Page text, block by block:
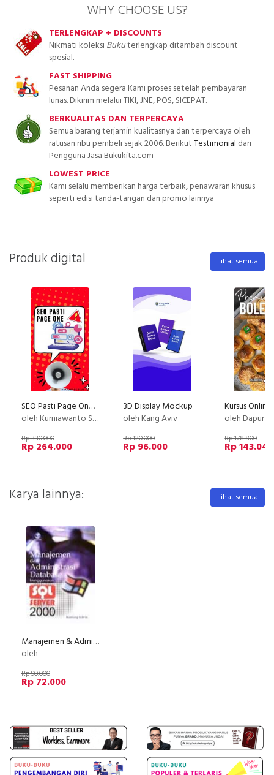
WHY CHOOSE US?
TERLENGKAP + DISCOUNTS
Nikmati koleksiBukuterlengkap ditambah discount
spesial.
FAST SHIPPING
Pesanan Anda segera Kami proses setelah pembayaran
lunas. Dikirim melalui TIKI, JNE, POS, SICEPAT.
BERKUALITAS DAN TERPERCAYA
Semua barang terjamin kualitasnya dan terpercaya oleh
ratusan ribu pembeli sejak 2006. BerikutTestimonial dari
Pengguna Jasa Bukukita.com
LOWEST PRICE
Kami selalu memberikan harga terbaik, penawaran khusus
seperti edisi tanda-tangan dan promo lainnya
Produk digital Lihat semua
SEO Pasti Page One - Mudahkan Calon Customer Menemukan Produk/Jasa Anda di Google
oleh Kurniawanto Suranto
Rp 330.000
Rp 264.000
3D Display Mockup
oleh Kang Aviv
Rp 120.000
Rp 96.000
oleh Dapur
Rp 178.800
Rp 143.040
Karya lainnya: Lihat semua
Manajemen & Administrasi Database Menggunakan SQL Server 2000
oleh
Rp 90.000
Rp 72.000